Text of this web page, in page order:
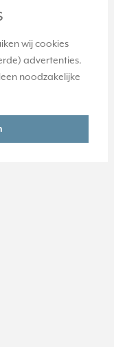
wij cookies
advertenties.
noodzakelijke